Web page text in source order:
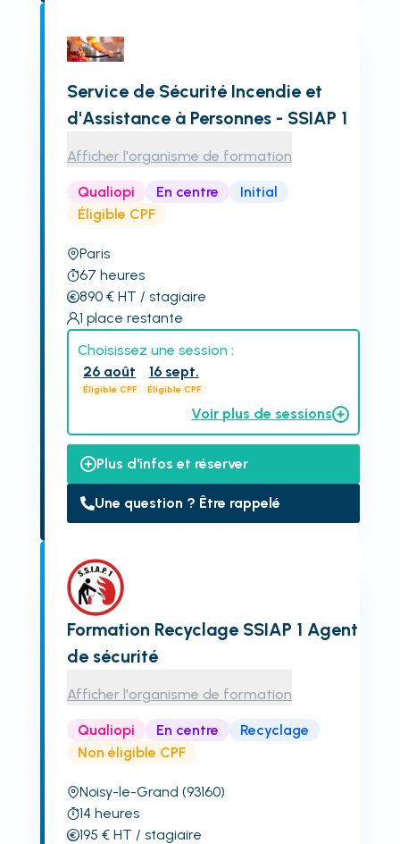
Service de Sécurité Incendie et
d'Assistance à Personnes - SSIAP 1
Afficher l'organisme de formation
Qualiopi En centre
Initial
Éligible CPF
Paris
67 heures
890€ HT / stagiaire
1 place restante
Choisissez une session :
26 août
Éligible CPF
16 sept.
Éligible CPF
Voir plus de sessions
Plus d'infos et réserver
Une question ? Être rappelé
Formation Recyclage SSIAP 1 Agent
de sécurité
Afficher l'organisme de formation
Qualiopi En centre
Recyclage
Non éligible CPF
Noisy-le-Grand (93160)
14 heures
195 € HT / stagiaire